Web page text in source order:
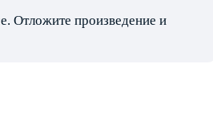
Отложите произведение и